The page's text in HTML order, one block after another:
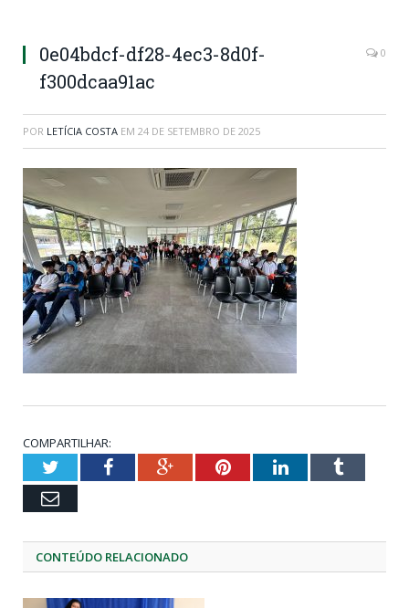
0e04bdcf-df28-4ec3-8d0f-
f300dcaa91ac
0
POR LETÍCIA COSTA EM 24 DE SETEMBRO DE 2025
COMPARTILHAR:
TwitterFacebookGoogle+PinterestLinkedInTumblr
Email
CONTEÚDO RELACIONADO